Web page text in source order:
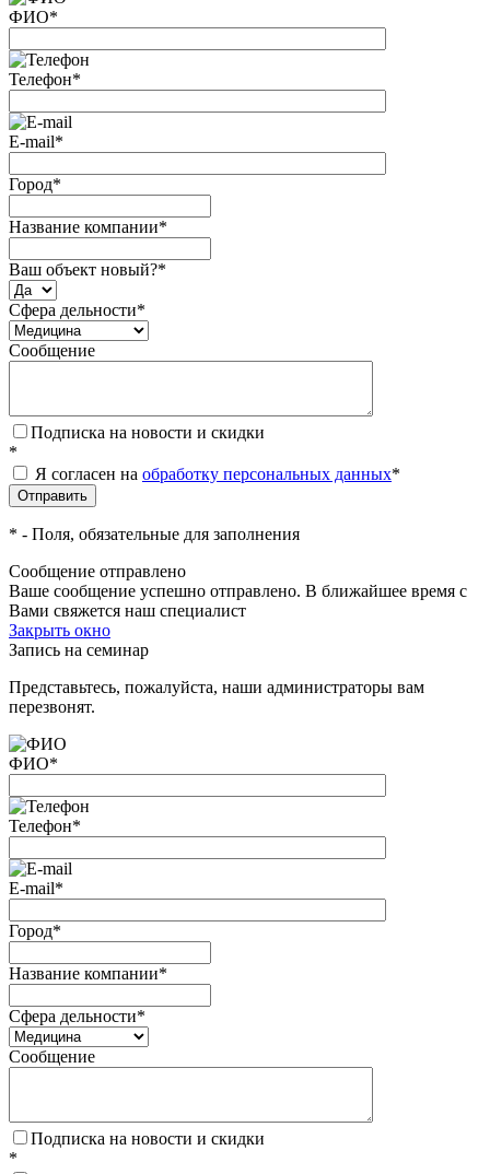
ФИО*
Телефон*
E-mail*
Город*
Название компании*
Ваш объект новый?*
Сфера дельности*
Сообщение
Подписка на новости и скидки
*
Я согласен на обработку персональных данных*
* - Поля, обязательные для заполнения
Сообщение отправлено
Ваше сообщение успешно отправлено. В ближайшее время с
Вами свяжется наш специалист
Закрыть окно
Запись на семинар
Представьтесь, пожалуйста, наши администраторы вам
перезвонят.
ФИО*
Телефон*
E-mail*
Город*
Название компании*
Сфера дельности*
Сообщение
Подписка на новости и скидки
*